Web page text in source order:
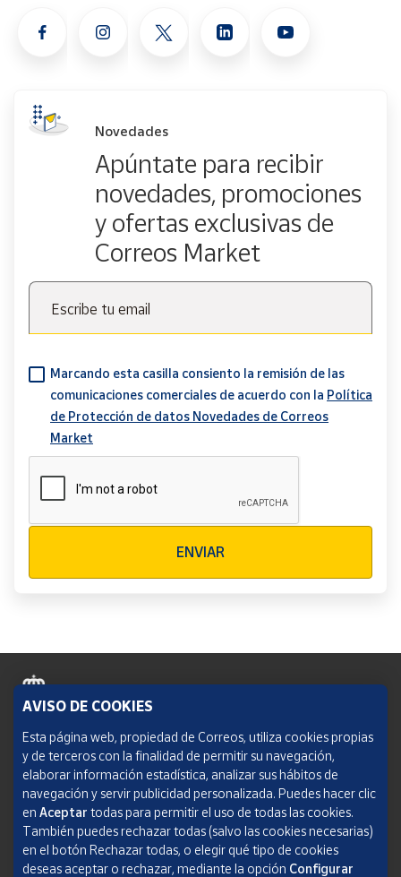
Novedades
Apúntate para recibir
novedades, promociones
y ofertas exclusivas de
Correos Market
Escribe tu email
Marcando esta casilla consiento la remisión de las
comunicaciones comerciales de acuerdo con la Política
de Protección de datos Novedades de Correos
Market
ENVIAR
Política de cookies
Aviso legal
Condiciones del servicio
Política de Privacidad Web
AVISO DE COOKIES
Esta página web, propiedad de Correos, utiliza cookies propias
y de terceros con la finalidad de permitir su navegación,
elaborar información estadística, analizar sus hábitos de
navegación y servir publicidad personalizada. Puedes hacer clic
en Aceptar todas para permitir el uso de todas las cookies.
También puedes rechazar todas (salvo las cookies necesarias)
en el botón Rechazar todas, o elegir qué tipo de cookies
deseas aceptar o rechazar, mediante la opción Configurar